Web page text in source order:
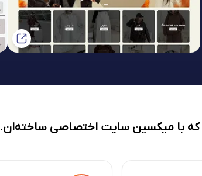
که با میکسین سایت اختصاصی ساخته‌ان.